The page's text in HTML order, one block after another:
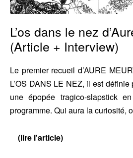
L’os dans le nez
(Article + Interview)
Le premier recueil d’AURE
L’OS DANS LE NEZ, il est
une épopée tragico-slapstick
programme. Qui aura la curiosité,
(lire l'article)
L’os